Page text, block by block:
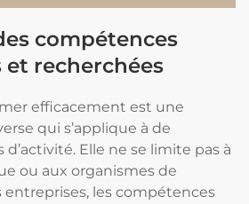
compétences
recherchées
efficacement est une
qui s’applique à de
Elle ne se limite pas à
ou aux organismes de
entreprises, les compétences